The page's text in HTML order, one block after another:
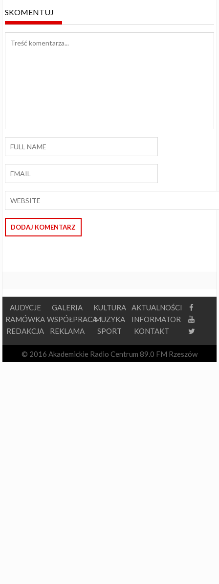
SKOMENTUJ
AUDYCJE
RAMÓWKA
REDAKCJA
GALERIA
WSPÓŁPRACA
REKLAMA
KULTURA
MUZYKA
SPORT
AKTUALNOŚCI
INFORMATOR
KONTAKT
© 2016 Akademickie Radio Centrum 89.0 FM Rzeszów